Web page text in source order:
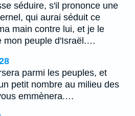
séduire, s'il prononce une
qui aurai séduit ce
main contre lui, et je le
mon peuple d'Israël.…
parmi les peuples, et
petit nombre au milieu des
emmènera.…